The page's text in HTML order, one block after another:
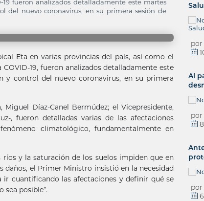
fueron analizados detalladamente este martes
del nuevo coronavirus, en su primera sesión de
Eta en varias provincias del país, así como el
19, fueron analizados detalladamente este
y control del nuevo coronavirus, en su primera
Díaz-Canel Bermúdez; el Vicepresidente,
, fueron detalladas varias de las afectaciones
climatológico, fundamentalmente en
y la saturación de los suelos impiden que en
el Primer Ministro insistió en la necesidad
ir cuantificando las afectaciones y definir qué se
sea posible”.
por
Al
por
por